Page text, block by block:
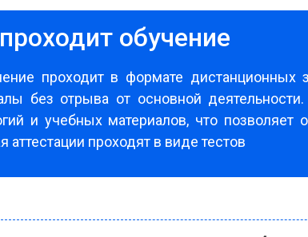
обучение
проходит в формате дистанционных
без отрыва от основной
и учебных материалов, что
аттестации проходят в виде тестов